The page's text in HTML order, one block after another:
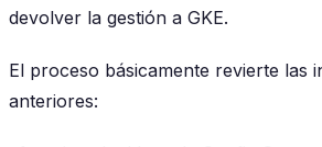
devolver la gestión a GKE.
El proceso básicamente revierte las
anteriores: